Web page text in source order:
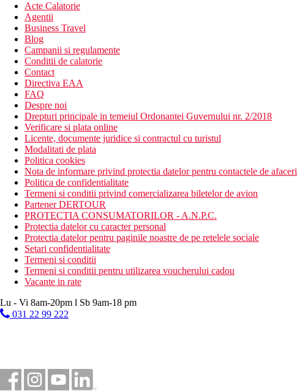
Acte Calatorie
Agentii
Business Travel
Blog
Campanii si regulamente
Conditii de calatorie
Contact
Directiva EAA
FAQ
Despre noi
Drepturi principale in temeiul Ordonantei Guvernului nr. 2/2018
Verificare si plata online
Licente, documente juridice si contractul cu turistul
Modalitati de plata
Politica cookies
Nota de informare privind protectia datelor pentru contactele de afaceri
Politica de confidentialitate
Termeni si conditii privind comercializarea biletelor de avion
Partener DERTOUR
PROTECTIA CONSUMATORILOR - A.N.P.C.
Protectia datelor cu caracter personal
Protectia datelor pentru paginile noastre de pe retelele sociale
Setari confidentialitate
Termeni si conditii
Termeni si conditii pentru utilizarea voucherului cadou
Vacante in rate
Lu - Vi 8am-20pm l Sb 9am-18 pm
031 22 99 222